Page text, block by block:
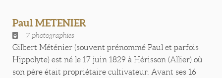
Paul METENIER
7 photographies
Gilbert Méténier (souvent prénommé Paul et parfois
Hippolyte) est né le 17 juin 1829 à Hérisson (Allier) où
son père était propriétaire cultivateur. Avant ses 16